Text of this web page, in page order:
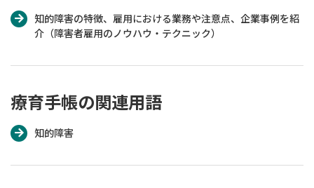
知的障害の特徴、雇用における業務や注意点、企業事例を紹
介（障害者雇用のノウハウ・テクニック）
療育手帳の関連用語
知的障害